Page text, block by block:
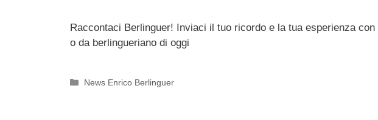
Raccontaci Berlinguer! Inviaci il tuo ricordo e la tua esperienza
o da berlingueriano di oggi
Categorie
News Enrico Berlinguer